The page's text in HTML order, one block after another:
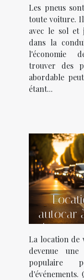
Les pneus
toute voiture.
avec le sol et
dans la
l'économie
trouver des
abordable
étant...
autocar
les
pour
La location de
devenue
populaire
d'événements.